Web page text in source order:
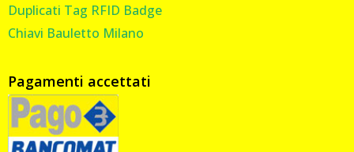
Duplicati Tag RFID Badge
Chiavi Bauletto Milano
Pagamenti accettati